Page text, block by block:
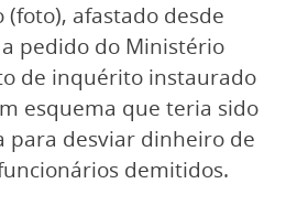
(foto), afastado desde
pedido do Ministério
de inquérito instaurado
esquema que teria sido
para desviar dinheiro de
demitidos.